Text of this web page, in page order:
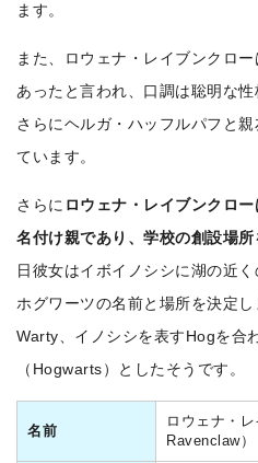
ます。
また、ロウェナ・レイブンクロ
あったと言われ、口調は聡明な性
さらにヘルガ・ハッフルパフと
ています。
さらに ロウェナ・レイブンクロ
名付け親であり、学校の創設場
日彼女はイボイノシシに湖の近
ホグワーツの名前と場所を決定
Warty、イノシシを表すHogを合
（Hogwarts）としたそうです。
名前
ロウェナ・
Ravenclaw）